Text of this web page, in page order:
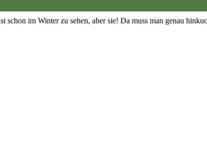
schon im Winter zu sehen, aber sie! Da muss man genau